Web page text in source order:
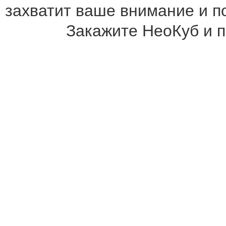
захватит ваше внимание и
Закажите НеоКуб и